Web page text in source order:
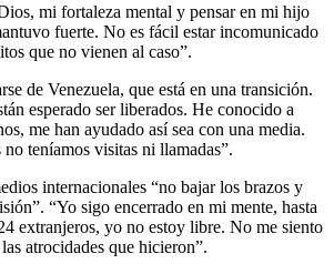
mi fortaleza mental y pensar en mi hijo
fuerte. No es fácil estar incomunicado
que no vienen al caso”.
de Venezuela, que está en una transición.
esperado ser liberados. He conocido a
me han ayudado así sea con una media.
teníamos visitas ni llamadas”.
internacionales “no bajar los brazos y
“Yo sigo encerrado en mi mente, hasta
extranjeros, yo no estoy libre. No me siento
atrocidades que hicieron”.